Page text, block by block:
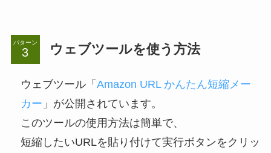
パターン ウェブツールを使う方法
ウェブツール「 Amazon URL かんたん短縮メー
カー 」が公開されています。
このツールの使用方法は簡単で、
短縮したいURLを貼り付けて実行ボタンをクリッ